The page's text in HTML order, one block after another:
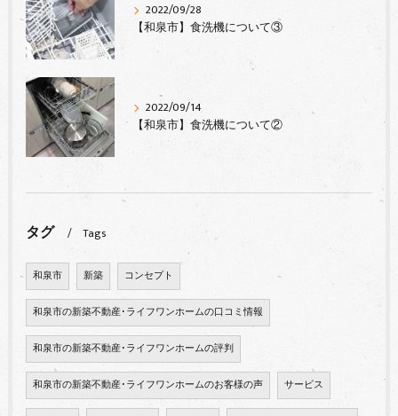
2022/09/28
【和泉市】食洗機について③
2022/09/14
【和泉市】食洗機について②
タグ Tags
和泉市 新築 コンセプト
和泉市の新築不動産･ライフワンホームの口コミ情報
和泉市の新築不動産･ライフワンホームの評判
和泉市の新築不動産･ライフワンホームのお客様の声 サービス